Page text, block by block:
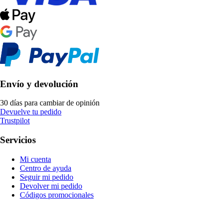
Envío y devolución
30 días para cambiar de opinión
Devuelve tu pedido
Trustpilot
Servicios
Mi cuenta
Centro de ayuda
Seguir mi pedido
Devolver mi pedido
Códigos promocionales